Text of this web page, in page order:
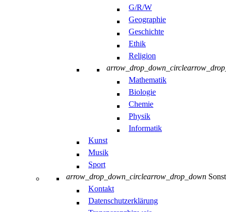
G/R/W
Geographie
Geschichte
Ethik
Religion
arrow_drop_down_circle
Mathematik
Biologie
Chemie
Physik
Informatik
Kunst
Musik
Sport
arrow_drop_down_circlearrow_drop_down
Kontakt
Datenschutzerklärung